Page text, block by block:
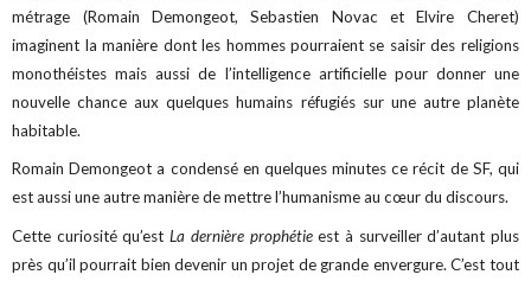
métrage (Romain Demongeot, Sebastien Novac et Elvire Cheret)
imaginent la manière dont les hommes pourraient se saisir des religions
monothéistes mais aussi de l’intelligence artificielle pour donner une
nouvelle chance aux quelques humains réfugiés sur une autre planète
habitable.
Romain Demongeot a condensé en quelques minutes ce récit de SF, qui
est aussi une autre manière de mettre l’humanisme au cœur du discours.
Cette curiosité qu’estLa dernière prophétieest à surveiller d’autant plus
près qu’il pourrait bien devenir un projet de grande envergure. C’est tout